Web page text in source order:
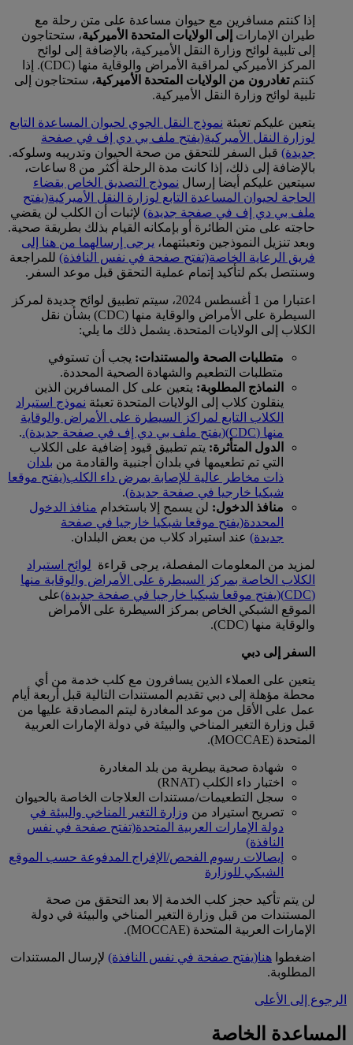
إذا كنتم مسافرين مع حيوان مساعدة على متن رحلة مع
طيران الإمارات إلى الولايات المتحدة الأميركية، ستحتاجون
إلى تلبية لوائح وزارة النقل الأميركية، بالإضافة إلى لوائح
المركز الأميركي لمراقبة الأمراض والوقاية منها (CDC). إذا
كنتمتغادرون من الولايات المتحدة الأميركية، ستحتاجون إلى
تلبية لوائح وزارة النقل الأميركية.
يتعين عليكم تعبئة نموذج النقل الجوي لحيوان المساعدة التابع
لوزارة النقل الأميركية(يفتح ملف بي دي إف في صفحة
جديدة) قبل السفر للتحقق من صحة الحيوان وتدريبه وسلوكه.
بالإضافة إلى ذلك، إذا كانت مدة الرحلة أكثر من 8 ساعات،
سيتعين عليكم أيضا إرسال نموذج التصديق الخاص بقضاء
الحاجة لحيوان المساعدة التابع لوزارة النقل الأميركية(يفتح
ملف بي دي إف في صفحة جديدة) لإثبات أن الكلب لن يقضي
حاجته على متن الطائرة أو بإمكانه القيام بذلك بطريقة صحية.
وبعد تنزيل النموذجين وتعبئتهما، يرجى إرسالهما من هنا إلى
فريق الرعاية الخاصة(تفتح صفحة في نفس النافذة) للمراجعة
وسنتصل بكم لتأكيد إتمام عملية التحقق قبل موعد السفر.
اعتبارا من 1 أغسطس 2024، سيتم تطبيق لوائح جديدة لمركز
السيطرة على الأمراض والوقاية منها (CDC) بشأن نقل
الكلاب إلى الولايات المتحدة. يشمل ذلك ما يلي:
متطلبات الصحة والمستندات: يجب أن تستوفي
متطلبات التطعيم والشهادة الصحية المحددة.
النماذج المطلوبة: يتعين على كل المسافرين الذين
ينقلون كلاب إلى الولايات المتحدة تعبئة نموذج استيراد
الكلاب التابع لمراكز السيطرة على الأمراض والوقاية
منها (CDC)
(يفتح ملف بي دي إف في صفحة جديدة)..
الدول المتأثرة: يتم تطبيق قيود إضافية على الكلاب
التي تم تطعيمها في بلدان أجنبية والقادمة من بلدان
ذات مخاطر عالية للإصابة بمرض داء الكلب(يفتح موقعا
شبكيا خارجيا في صفحة جديدة).
منافذ الدخول: لن يسمح إلا باستخدام منافذ الدخول
المحددة(يفتح موقعا شبكيا خارجيا في صفحة
جديدة) عند استيراد كلاب من بعض البلدان.
لمزيد من المعلومات المفصلة، يرجى قراءة لوائح استيراد
الكلاب الخاصة بمركز السيطرة على الأمراض والوقاية منها
(CDC)
(يفتح موقعا شبكيا خارجيا في صفحة جديدة)على
الموقع الشبكي الخاص بمركز السيطرة على الأمراض
والوقاية منها (CDC).
السفر إلى دبي
يتعين على العملاء الذين يسافرون مع كلب خدمة من أي
محطة مؤهلة إلى دبي تقديم المستندات التالية قبل أربعة أيام
عمل على الأقل من موعد المغادرة ليتم المصادقة عليها من
قبل وزارة التغير المناخي والبيئة في دولة الإمارات العربية
المتحدة (MOCCAE).
شهادة صحية بيطرية من بلد المغادرة
اختبار داء الكلب (RNAT)
سجل التطعيمات/مستندات العلاجات الخاصة بالحيوان
تصريح استيراد من وزارة التغير المناخي والبيئة في
دولة الإمارات العربية المتحدة(تفتح صفحة في نفس
النافذة)
إيصالات رسوم الفحص/الإفراج المدفوعة حسب الموقع
الشبكي للوزارة
لن يتم تأكيد حجز كلب الخدمة إلا بعد التحقق من صحة
المستندات من قبل وزارة التغير المناخي والبيئة في دولة
الإمارات العربية المتحدة (MOCCAE).
اضغطوا هنا(يفتح صفحة في نفس النافذة) لإرسال المستندات
المطلوبة.
الرجوع إلى الأعلى
المساعدة الخاصة